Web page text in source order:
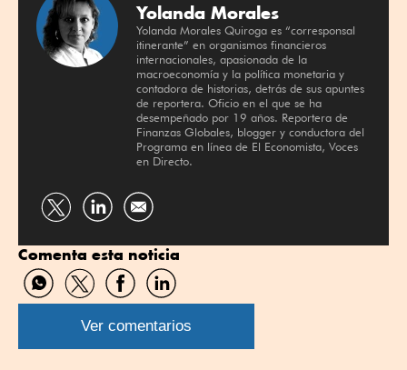
Yolanda Morales
Yolanda Morales Quiroga es “corresponsal
itinerante” en organismos financieros
internacionales, apasionada de la
macroeconomía y la política monetaria y
contadora de historias, detrás de sus apuntes
de reportera. Oficio en el que se ha
desempeñado por 19 años. Reportera de
Finanzas Globales, blogger y conductora del
Programa en línea de El Economista, Voces
en Directo.
Compartir
Twitter
Compartir
Linkedin
Comenta esta noticia
Compartir
por
WhatsApp
Compartir
por
Twitter
Compartir
por
Facebook
Compartir
por
Linkedin
Ver comentarios